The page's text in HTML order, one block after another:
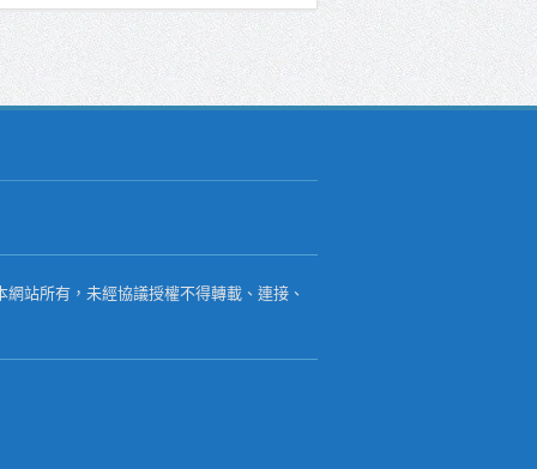
站所有，未經協議授權不得轉載、連接、